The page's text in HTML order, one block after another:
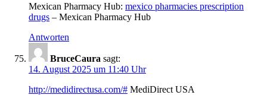
Mexican Pharmacy Hub: mexico pharmacies prescription
drugs – Mexican Pharmacy Hub
Antworten
BruceCaura sagt:
14. August 2025 um 11:40 Uhr
http://medidirectusa.com/# MediDirect USA